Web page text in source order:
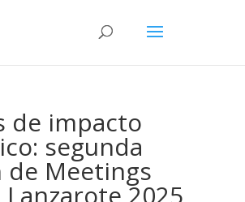
de impacto
segunda
de Meetings
Lanzarote 2025